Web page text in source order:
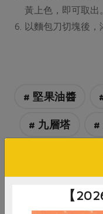
黃上色，即可取出
以麵包刀切塊後
# 堅果油醬
# 九層塔 #
【